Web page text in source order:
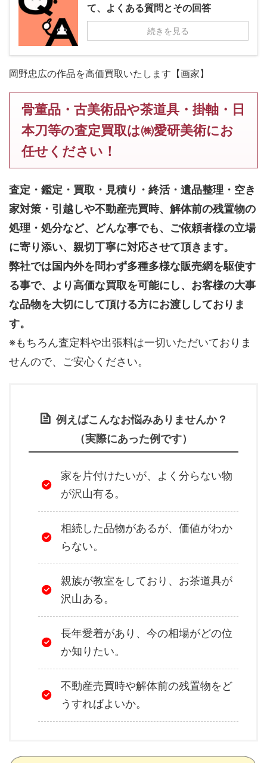
て、よくある質問とその回答
続きを見る
岡野忠広の作品を高価買取いたします【画家】
骨董品・古美術品や茶道具・掛軸・日
本刀等の査定買取は㈱愛研美術にお
任せください！
査定・鑑定・買取・見積り・終活・遺品整理・空き
家対策・引越しや不動産売買時、解体前の残置物の
処理・処分など、どんな事でも、 ご依頼者様の立場
に寄り添い、親切丁寧に対応させて頂きます。
弊社では国内外を問わず多種多様な販売網を駆使す
る事で、より高価な買取を可能にし、お客様の大事
な品物を大切にして頂ける方にお渡ししておりま
す。
※もちろん査定料や出張料は一切いただいておりま
せんので、ご安心ください。
例えばこんなお悩みありませんか？
（実際にあった例です）
家を片付けたいが、よく分らない物
が沢山有る。
相続した品物があるが、価値がわか
らない。
親族が教室をしており、お茶道具が
沢山ある。
長年愛着があり、今の相場がどの位
か知りたい。
不動産売買時や解体前の残置物をど
うすればよいか。